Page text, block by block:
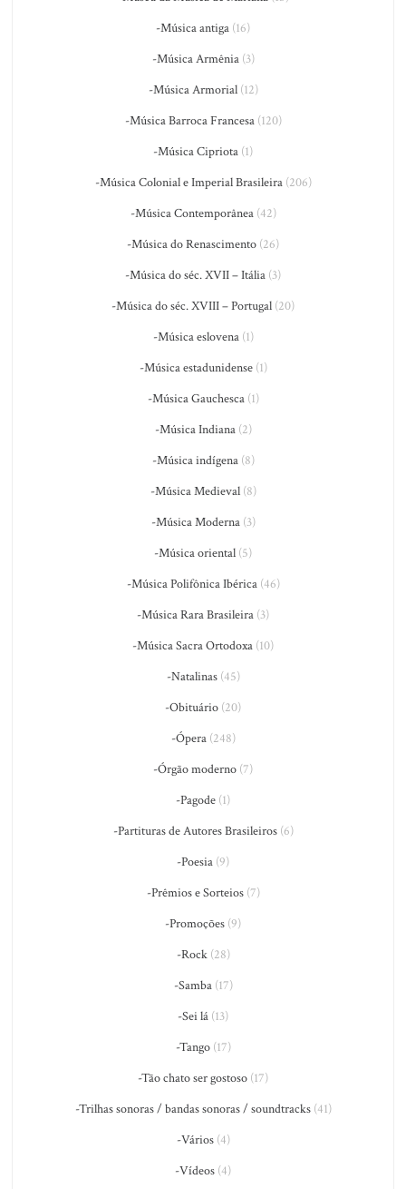
-Música antiga (16)
-Música Armênia(3)
-Música Armorial(12)
-Música Barroca Francesa(120)
-Música Cipriota (1)
-Música Colonial e Imperial Brasileira(206)
-Música Contemporânea(42)
-Música do Renascimento (26)
-Música do séc. XVII – Itália (3)
-Música do séc. XVIII – Portugal (20)
-Música eslovena(1)
-Música estadunidense(1)
-Música Gauchesca(1)
-Música Indiana(2)
-Música indígena(8)
-Música Medieval(8)
-Música Moderna(3)
-Música oriental (5)
-Música Polifônica Ibérica(46)
-Música Rara Brasileira (3)
-Música Sacra Ortodoxa (10)
-Natalinas(45)
-Obituário (20)
-Ópera(248)
-Órgão moderno (7)
-Pagode (1)
-Partituras de Autores Brasileiros(6)
-Poesia (9)
-Prêmios e Sorteios(7)
-Promoções (9)
-Rock(28)
-Samba(17)
-Sei lá (13)
-Tango(17)
-Tão chato ser gostoso (17)
-Trilhas sonoras / bandas sonoras / soundtracks(41)
-Vários(4)
-Vídeos (4)